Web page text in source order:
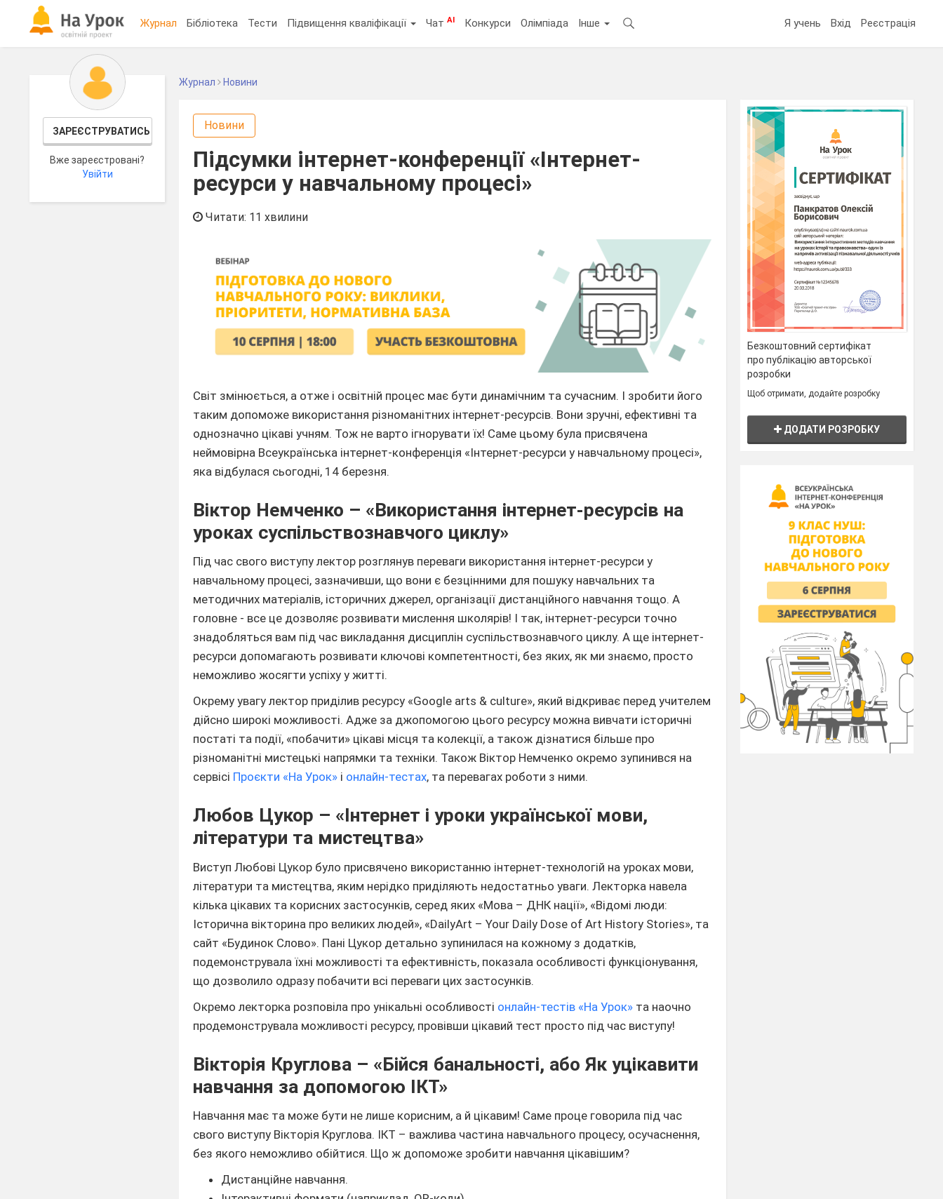
Журнал Бібліотека Тести Підвищення кваліфікації ЧатAI Конкурси Олімпіада Інше Я учень Вхід Реєстрація
ЗАРЕЄСТРУВАТИСЬ
Вже зареєстровані?
Увійти
Журнал Новини
Новини
Підсумки інтернет-конференції «Інтернет-
ресурси у навчальному процесі»
Читати: 11 хвилини
Світ змінюється, а отже і освітній процес має бути динамічним та сучасним. І зробити його
таким допоможе використання різноманітних інтернет-ресурсів. Вони зручні, ефективні та
однозначно цікаві учням. Тож не варто ігнорувати їх! Саме цьому була присвячена
неймовірна Всеукраїнська інтернет-конференція «Інтернет-ресурси у навчальному процесі»,
яка відбулася сьогодні, 14 березня.
Віктор Немченко – «Використання інтернет-ресурсів на
уроках суспільствознавчого циклу»
Під час свого виступу лектор розглянув переваги використання інтернет-ресурси у
навчальному процесі, зазначивши, що вони є безцінними для пошуку навчальних та
методичних матеріалів, історичних джерел, організації дистанційного навчання тощо. А
головне - все це дозволяє розвивати мислення школярів! І так, інтернет-ресурси точно
знадобляться вам під час викладання дисциплін суспільствознавчого циклу. А ще інтернет-
ресурси допомагають розвивати ключові компетентності, без яких, як ми знаємо, просто
неможливо жосягти успіху у житті.
Окрему увагу лектор приділив ресурсу «Google arts & culture», який відкриває перед учителем
дійсно широкі можливості. Адже за джопомогою цього ресурсу можна вивчати історичні
постаті та події, «побачити» цікаві місця та колекції, а також дізнатися більше про
різноманітні мистецькі напрямки та техніки. Також Віктор Немченко окремо зупинився на
сервісі Проєкти «На Урок» і онлайн-тестах, та перевагах роботи з ними.
Любов Цукор – «Інтернет і уроки української мови,
літератури та мистецтва»
Виступ Любові Цукор було присвячено використанню інтернет-технологій на уроках мови,
літератури та мистецтва, яким нерідко приділяють недостатньо уваги. Лекторка навела
кілька цікавих та корисних застосунків, серед яких «Мова – ДНК нації», «Відомі люди:
Історична вікторина про великих людей», «DailyArt – Your Daily Dose of Art History Stories​», та
сайт «Будинок Слово». Пані Цукор детально зупинилася на кожному з додатків,
подемонструвала їхні можливості та ефективність, показала особливості функціонування,
що дозволило одразу побачити всі переваги цих застосунків.
Окремо лекторка розповіла про унікальні особливості ​ онлайн-тестів «На Урок» та наочно
продемонструвала можливості ресурсу, провівши цікавий тест просто під час виступу!​
Вікторія Круглова – «Бійся банальності, або Як уцікавити
навчання за допомогою ІКТ»
Навчання має та може бути не лише корисним, а й цікавим! Саме проце говорила під час
свого виступу Вікторія Круглова. ІКТ – важлива частина навчального процесу, осучаснення,
без якого неможливо обійтися. Що ж допоможе зробити навчання цікавішим?
Дистанційне навчання.
Безкоштовний сертифікат
про публікацію авторської
розробки
Щоб отримати, додайте розробку
ДОДАТИ РОЗРОБКУ